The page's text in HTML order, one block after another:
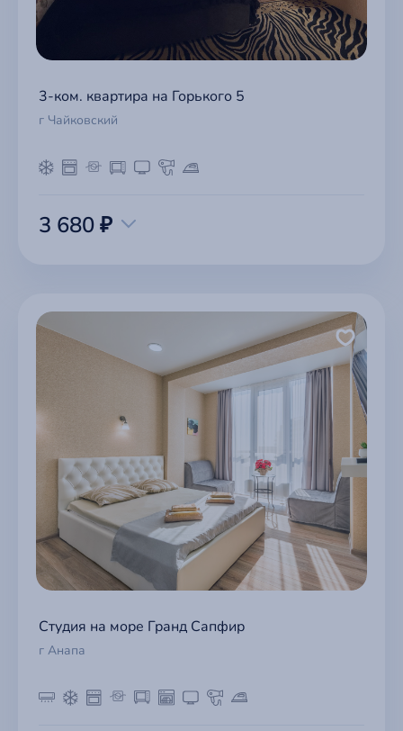
3-ком. квартира на Горького 5
г Чайковский
3 680 ₽
Студия на море Гранд Сапфир
г Анапа